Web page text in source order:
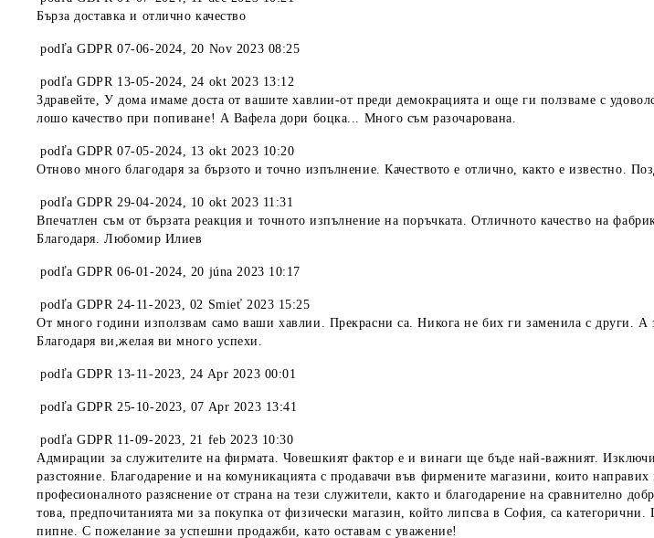
Бърза доставка и отлично качество
podľaGDPR 07-06-2024, 20 Nov 2023 08:25
podľaGDPR 13-05-2024, 24 okt 2023 13:12
Здравейте, У дома имаме доста от вашите хавлии-от преди демокрацията и още ги ползваме с
лошо качество при попиване! А Вафела дори боцка... Много съм разочарована.
podľaGDPR 07-05-2024, 13 okt 2023 10:20
Отново много благодаря за бързото и точно изпълнение. Качеството е отлично, както е известно.
podľaGDPR 29-04-2024, 10 okt 2023 11:31
Впечатлен съм от бързата реакция и точното изпълнение на поръчката. Отличното качество на
Благодаря. Любомир Илиев
podľaGDPR 06-01-2024, 20 júna 2023 10:17
podľaGDPR 24-11-2023, 02 Smieť 2023 15:25
От много години използвам само ваши хавлии. Прекрасни са. Никога не бих ги заменила с други. А
Благодаря ви,желая ви много успехи.
podľaGDPR 13-11-2023, 24 Apr 2023 00:01
podľaGDPR 25-10-2023, 07 Apr 2023 13:41
podľaGDPR 11-09-2023, 21 feb 2023 10:30
Адмирации за служителите на фирмата. Човешкият фактор е и винаги ще бъде най-важният.
разстояние. Благодарение и на комуникацията с продавачи във фирмените магазини, които
професионалното разяснение от страна на тези служители, както и благодарение на сравнително
това, предпочитанията ми за покупка от физически магазин, който липсва в София, са
пипне. С пожелание за успешни продажби, като оставам с уважение!